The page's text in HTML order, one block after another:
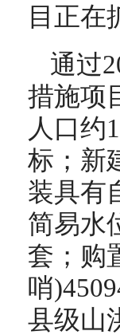
目正在
通过
措施项
人口约
标；新
装具有
简易水
套；购
哨
县级山